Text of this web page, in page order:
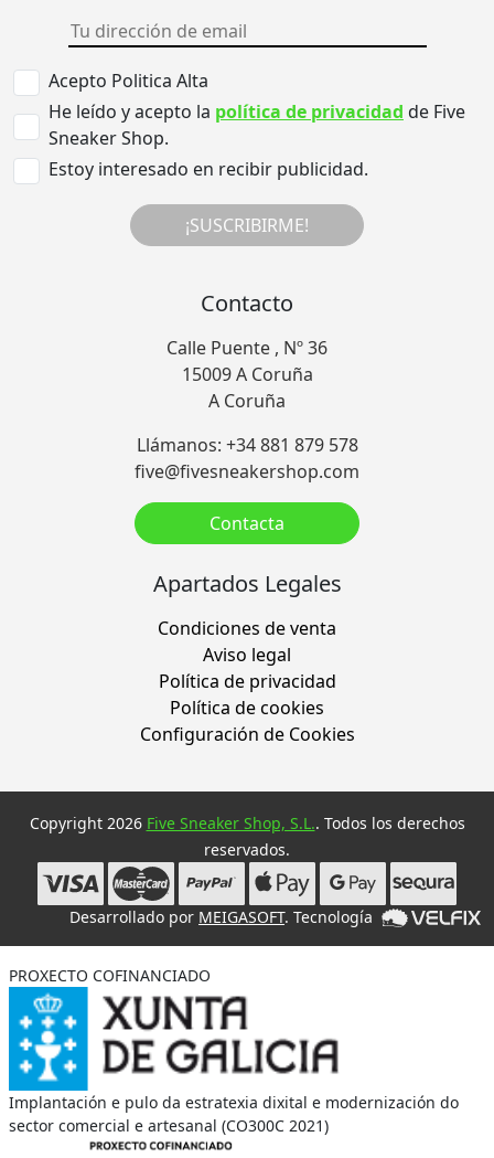
Acepto Politica Alta
He leído y acepto la política de privacidad de Five
Sneaker Shop.
Estoy interesado en recibir publicidad.
¡SUSCRIBIRME!
Contacto
Calle Puente , Nº 36
15009 A Coruña
A Coruña
Llámanos: +34 881 879 578
five@fivesneakershop.com
Contacta
Apartados Legales
Condiciones de venta
Aviso legal
Política de privacidad
Política de cookies
Configuración de Cookies
Copyright 2026 Five Sneaker Shop, S.L.. Todos los derechos
reservados.
Desarrollado por MEIGASOFT. Tecnología
PROXECTO COFINANCIADO
Implantación e pulo da estratexia dixital e modernización do
sector comercial e artesanal (CO300C 2021)